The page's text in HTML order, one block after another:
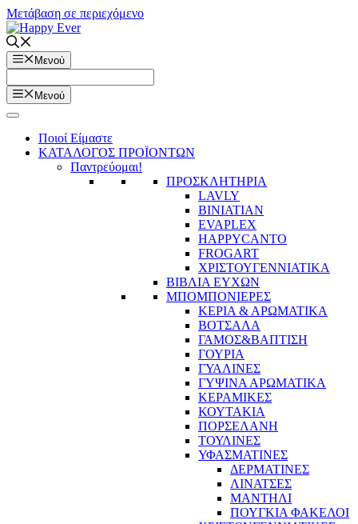
Μετάβαση σε περιεχόμενο
Μενού
Μενού
Ποιοί Είμαστε
ΚΑΤΑΛΟΓΟΣ ΠΡΟΪΟΝΤΩΝ
Παντρεύομαι!
ΠΡΟΣΚΛΗΤΗΡΙΑ
LAVLY
BINIATIAN
EVAPLEX
HAPPYCANTO
FROGART
ΧΡΙΣΤΟΥΓΕΝΝΙΑΤΙΚΑ
ΒΙΒΛΙΑ ΕΥΧΩΝ
ΜΠΟΜΠΟΝΙΕΡΕΣ
ΚΕΡΙΑ & ΑΡΩΜΑΤΙΚΑ
ΒΟΤΣΑΛΑ
ΓΑΜΟΣ&ΒΑΠΤΙΣΗ
ΓΟΥΡΙΑ
ΓΥΑΛΙΝΕΣ
ΓΥΨΙΝΑ ΑΡΩΜΑΤΙΚΑ
ΚΕΡΑΜΙΚΕΣ
ΚΟΥΤΑΚΙΑ
ΠΟΡΣΕΛΑΝΗ
ΤΟΥΛΙΝΕΣ
ΥΦΑΣΜΑΤΙΝΕΣ
ΔΕΡΜΑΤΙΝΕΣ
ΛΙΝΑΤΣΕΣ
ΜΑΝΤΗΛΙ
ΠΟΥΓΚΙΑ ΦΑΚΕΛΟΙ